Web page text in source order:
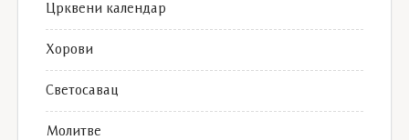
Црквени календар
Хорови
Светосавац
Молитве